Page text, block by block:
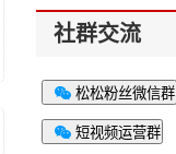
社群交流
松松粉丝微信群
短视频运营群